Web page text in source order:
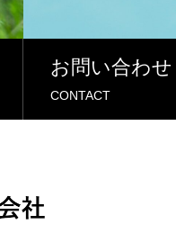
お問い合わせ
CONTACT